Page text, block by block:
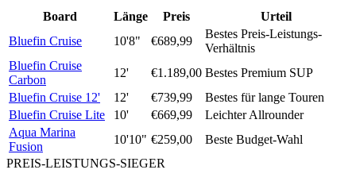
Board Länge Preis
Urteil
Bluefin Cruise
10'8" €689,99
Bestes Preis-Leistungs-
Verhältnis
Bluefin Cruise
Carbon
12' €1.189,00 Bestes Premium SUP
Bluefin Cruise 12'
12' €739,99
Bestes für lange Touren
Bluefin Cruise Lite
10' €669,99
Leichter Allrounder
Aqua Marina
Fusion
10'10" €259,00
Beste Budget-Wahl
PREIS-LEISTUNGS-SIEGER